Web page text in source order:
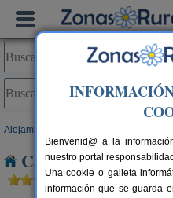
Alojamientos
Casas Rurales
Bienvenid@ a la
nuestro portal
Una cookie o galleta
información que se guarda